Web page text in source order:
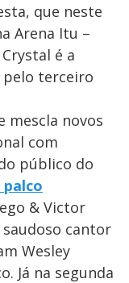
que neste
Arena Itu –
é a
terceiro
mescla novos
com
público do
& Victor
cantor
Wesley
Já na segunda